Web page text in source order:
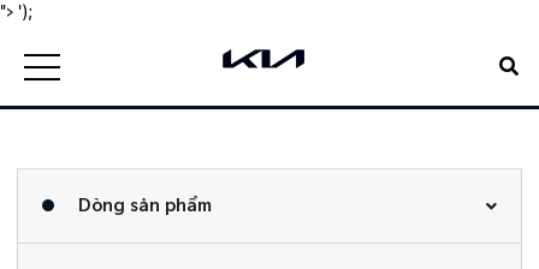
"> ');
Dòng sản phẩm